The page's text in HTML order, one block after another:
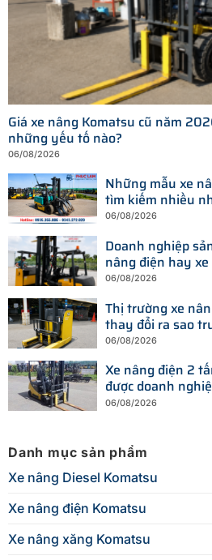
Giá xe nâng Komatsu cũ năm
những yếu tố nào?
06/08/2026
Những mẫu xe
tìm kiếm nhiều
hiện nay
06/08/2026
Doanh nghiệp
nâng điện hay
phí?
06/08/2026
Thị trường xe
thay đổi ra sao
thiết bị mới?
06/08/2026
Xe nâng điện 2
được doanh
2026?
06/08/2026
Danh mục sản phẩm
Xe nâng Diesel Komatsu
Xe nâng điện Komatsu
Xe nâng xăng Komatsu